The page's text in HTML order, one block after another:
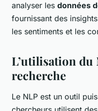
analyser les données
fournissant des
les sentiments et les
L’utilisation du
recherche
Le NLP est un outil